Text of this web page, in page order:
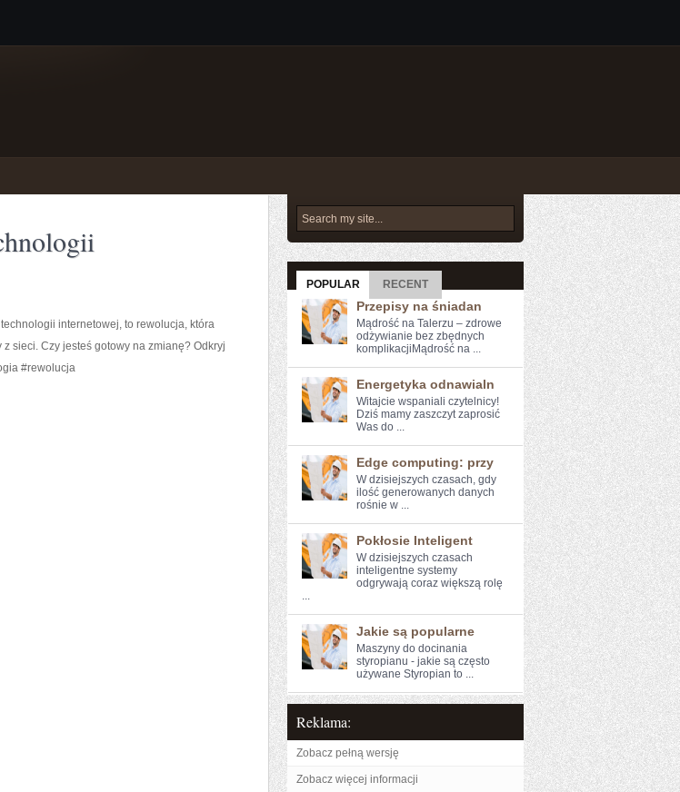
internetowej, to rewolucja, która
sieci. Czy jesteś gotowy na zmianę? Odkryj
#rewolucja
POPULAR RECENT
Przepisy na śniadan
Mądrość na Talerzu – zdrowe
odżywianie bez zbędnych
komplikacjiMądrość na ...
Energetyka odnawialn
Witajcie wspaniali czytelnicy!
Dziś mamy zaszczyt zaprosić
Was do ...
Edge computing: przy
W dzisiejszych czasach, gdy
ilość‌ generowanych danych
rośnie w ...
Pokłosie Inteligent
W dzisiejszych czasach
inteligentne systemy
⁢odgrywają coraz większą rolę
...
Jakie są popularne
Maszyny do docinania
styropianu - jakie są często
używane Styropian to ...
Reklama:
Zobacz pełną wersję
Zobacz więcej informacji